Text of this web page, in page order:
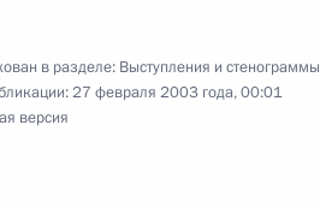
посвященном Дню
в разделе: Выступления и стенограммы
27 февраля 2003 года, 00:01
версия